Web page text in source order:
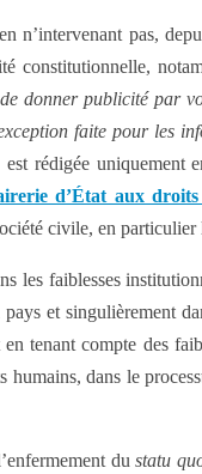
pas,
constitutionnelle,
donner publicité par
faite pour les
rédigée
d’État aux
civile, en
les faiblesses
et singulièrement
tenant compte des
humains, dans le
dustatu